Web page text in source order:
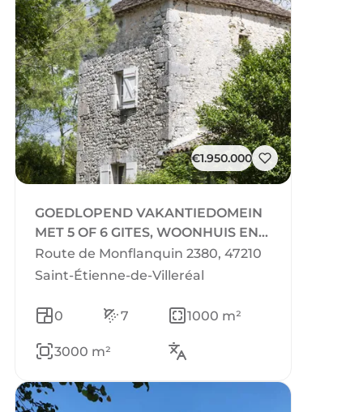
€1.950.000
GOEDLOPEND VAKANTIEDOMEIN
MET 5 OF 6 GITES, WOONHUIS EN
RESTAURANT IN ZUIDWEST
FRANKRIJK
Route de Monflanquin 2380, 47210
Saint-Étienne-de-Villeréal
0 7 1000 m²
3000 m²